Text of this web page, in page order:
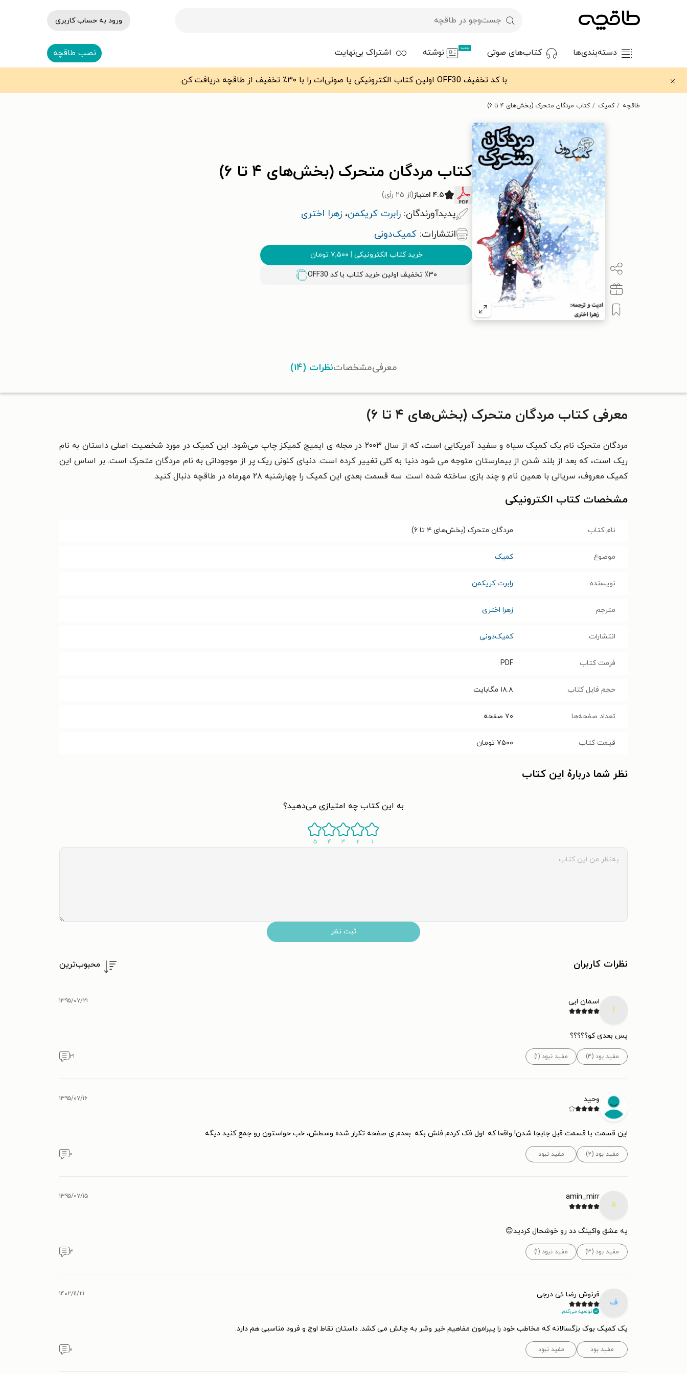
ورود به حساب کاربری
دسته‌بندی‌ها کتاب‌های صوتی جدید نوشته اشتراک بی‌نهایت نصب طاقچه
با کد تخفیف OFF30 اولین کتاب الکترونیکی یا صوتی‌ات را با ۳۰٪ تخفیف از طاقچه دریافت کن.
طاقچه کمیک کتاب مردگان متحرک (بخش‌های ۴ تا ۶)
کتاب مردگان متحرک (بخش‌های ۴ تا ۶)
۴.۵ امتیاز (از ۲۵ رأی)
پدیدآورندگان: رابرت کریکمن، زهرا اختری
انتشارات: کمیک‌دونی
خرید کتاب الکترونیکی | ۷,۵۰۰ تومان
٪۳۰ تخفیف اولین خرید کتاب با کد OFF30
معرفیمشخصاتنظرات (۱۴)
معرفی کتاب مردگان متحرک (بخش‌های ۴ تا ۶)
مردگان متحرک نام یک کمیک سیاه و سفید آمریکایی است، که از سال ۲۰۰۳ در مجله ی ایمیج کمیکز چاپ می‌شود. این کمیک در مورد شخصیت اصلی داستان به نام
ریک است، که بعد از بلند شدن از بیمارستان متوجه می شود دنیا به کلی تغییر کرده است. دنیای کنونی ریک پر از موجوداتی به نام مردگان متحرک است. بر اساس این
کمیک معروف، سریالی با همین نام و چند بازی ساخته شده است. سه قسمت بعدی این کمیک را چهارشنبه ۲۸ مهرماه در طاقچه دنبال کنید.
مشخصات کتاب الکترونیکی
نام کتاب مردگان متحرک (بخش‌های ۴ تا ۶)
موضوع کمیک
نویسنده رابرت کریکمن
مترجم زهرا اختری
انتشارات کمیک‌دونی
فرمت کتاب PDF
حجم فایل کتاب ۱۸.۸ مگابایت
تعداد صفحه‌ها ۷۰ صفحه
قیمت کتاب ۷۵۰۰ تومان
نظر شما دربارهٔ این کتاب
به این کتاب چه امتیازی می‌دهید؟
۱ ۲ ۳ ۴ ۵
ثبت نظر
نظرات کاربران محبوب‌ترین
ا
اسمان ابی ۱۳۹۵/۰۷/۲۱
پس بعدی کو؟؟؟؟؟
مفید بود (۴) مفید نبود (۱) ۲۱
وحید ۱۳۹۵/۰۷/۱۶
این قسمت با قسمت قبل جابجا شدن! واقعا که. اول فک کردم فلش بکه. بعدم ی صفحه تکرار شده وسطش، خب حواستون رو جمع کنید دیگه.
مفید بود (۲) مفید نبود ۰
a
amin_mirr ۱۳۹۵/۰۷/۱۵
یه عشق واکینگ دد رو خوشحال کردید😊
مفید بود (۳) مفید نبود (۱) ۳
ف
فرنوش رضا ئی درجی
توصیه می‌کنم.
۱۴۰۲/۱۱/۲۱
یک کمیک بوک بزگسالانه که مخاطب خود را پیرامون مفاهیم خیر وشر به چالش می کشد. داستان نقاط اوج و فرود مناسبی هم دارد.
مفید بود مفید نبود ۰